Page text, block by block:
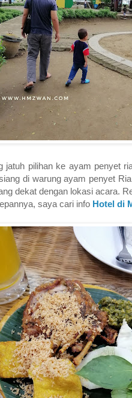
pilihan ke ayam penyet
di warung ayam penyet
dekat dengan lokasi acara.
saya cari info Hotel di